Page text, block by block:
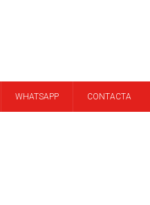
WHATSAPP CONTACTA